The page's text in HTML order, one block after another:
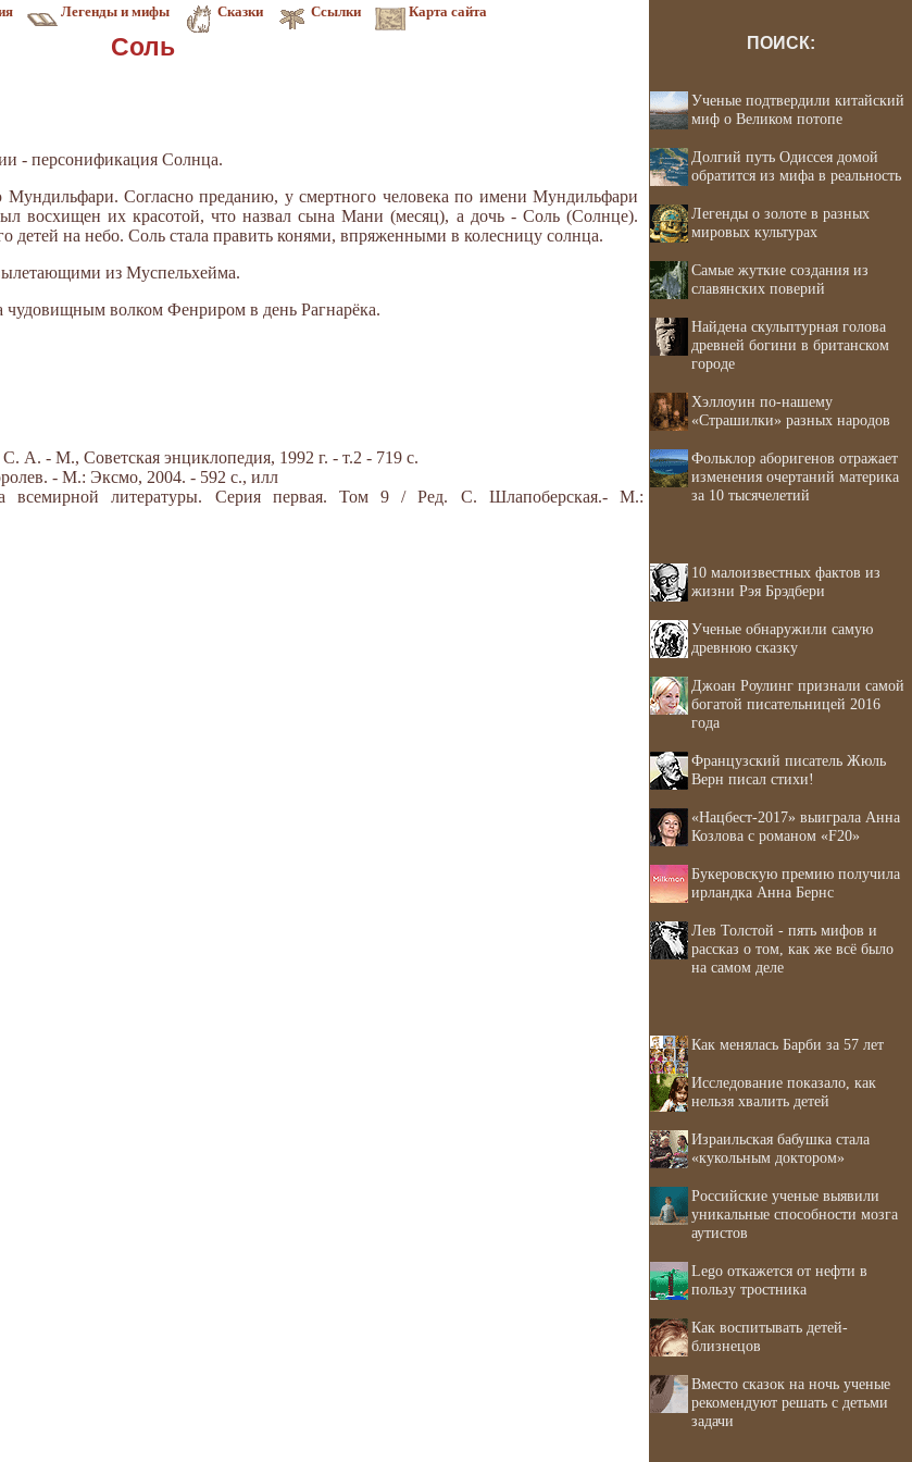
Легенды и мифы Сказки Ссылки Карта сайта
Соль
- персонификация Солнца.
Согласно преданию, у смертного человека по имени Мундильфари
восхищен их красотой, что назвал сына Мани (месяц), а дочь - Соль (Солнце).
детей на небо. Соль стала править конями, впряженными в колесницу солнца.
из Муспельхейма.
чудовищным волком Фенриром в день Рагнарёка.
А. - М., Советская энциклопедия, 1992 г. - т.2 - 719 с.
- М.: Эксмо, 2004. - 592 с., илл
всемирной литературы. Серия первая. Том 9 / Ред. С. Шлапоберская.- М.:
ПОИСК:
Ученые подтвердили китайский
миф о Великом потопе
Долгий путь Одиссея домой
обратится из мифа в реальность
Легенды о золоте в разных
мировых культурах
Самые жуткие создания из
славянских поверий
Найдена скульптурная голова
древней богини в британском
городе
Хэллоуин по-нашему
«Страшилки» разных народов
Фольклор аборигенов отражает
изменения очертаний материка
за 10 тысячелетий
10 малоизвестных фактов из
жизни Рэя Брэдбери
Ученые обнаружили самую
древнюю сказку
Джоан Роулинг признали самой
богатой писательницей 2016
года
Французский писатель Жюль
Верн писал стихи!
«Нацбест-2017» выиграла Анна
Козлова с романом «F20»
Букеровскую премию получила
ирландка Анна Бернс
Лев Толстой - пять мифов и
рассказ о том, как же всё было
на самом деле
Как менялась Барби за 57 лет
Исследование показало, как
нельзя хвалить детей
Израильская бабушка стала
«кукольным доктором»
Российские ученые выявили
уникальные способности мозга
аутистов
Lego откажется от нефти в
пользу тростника
Как воспитывать детей-
близнецов
Вместо сказок на ночь ученые
рекомендуют решать с детьми
задачи